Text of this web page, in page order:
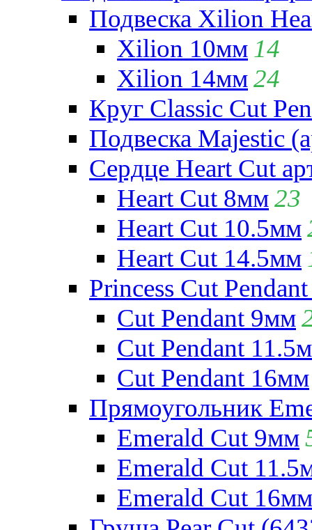
Подвеска Xilion
Xilion 10мм 14
Xilion 14мм24
Круг Classic Cut
Подвеска Majestic
Сердце Heart Cut
Heart Cut 8мм23
Heart Cut 10.5мм
Heart Cut 14.5мм
Princess Cut
Cut Pendant 9мм
Cut Pendant
Cut Pendant 16мм
Прямоугольник
Emerald Cut 9мм
Emerald Cut
Emerald Cut 16мм